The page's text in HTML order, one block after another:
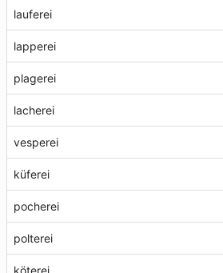
lauferei
lapperei
plagerei
lacherei
vesperei
küferei
pocherei
polterei
köterei